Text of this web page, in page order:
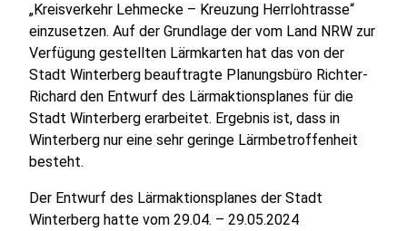
„Kreisverkehr Lehmecke – Kreuzung Herrlohtrasse“
einzusetzen. Auf der Grundlage der vom Land NRW zur
Verfügung gestellten Lärmkarten hat das von der
Stadt Winterberg beauftragte Planungsbüro Richter-
Richard den Entwurf des Lärmaktionsplanes für die
Stadt Winterberg erarbeitet. Ergebnis ist, dass in
Winterberg nur eine sehr geringe Lärmbetroffenheit
besteht.
Der Entwurf des Lärmaktionsplanes der Stadt
Winterberg hatte vom 29.04. – 29.05.2024